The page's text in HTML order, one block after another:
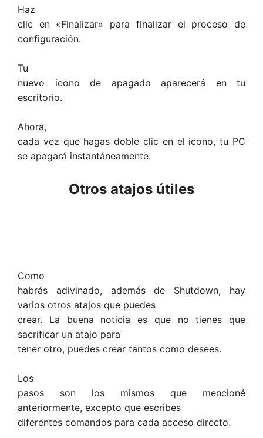
Haz
clic en «Finalizar» para finalizar el proceso de
configuración.
Tu
nuevo icono de apagado aparecerá en tu
escritorio.
Ahora,
cada vez que hagas doble clic en el icono, tu PC
se apagará instantáneamente.
Otros atajos útiles
Como
habrás adivinado, además de Shutdown, hay
varios otros atajos que puedes
crear. La buena noticia es que no tienes que
sacrificar un atajo para
tener otro, puedes crear tantos como desees.
Los
pasos son los mismos que mencioné
anteriormente, excepto que escribes
diferentes comandos para cada acceso directo.